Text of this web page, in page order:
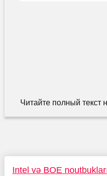
Читайте полный текст
Intel və BOE